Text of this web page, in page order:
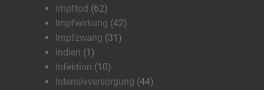
Impftod (62)
Impfwirkung (42)
Impfzwang (31)
Indien (1)
Infektion (10)
Intensivversorgung (44)